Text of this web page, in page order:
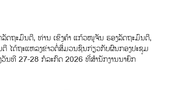
ດຖະມົນຕີ, ທ່ານ ເຂິງຄຳ ແກ້ວໜູຈັນ ຮອງລັດຖະມົນຕີ,
ໄດ້ຖະແຫລງຂ່າວຕໍ່ສ່ືມວນຊົນກ່ຽວກັບຜົນກອງປະຊຸມ
ວັນທີ 27-28 ກໍລະກົດ 2026 ທີ່ສໍານັກງານນາຍົກ